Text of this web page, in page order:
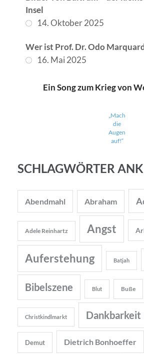
Insel
14. Oktober 2025
Wer ist Prof. Dr. Odo
16. Mai 2025
Ein Song zum Krieg von
„Mach
die
Augen
auf!“
SCHLAGWÖRTER
Abendmahl Abraham
Adele Reinhartz Angst
Auferstehung Batjah
Bibelszene Blut Buße
Christkindlmarkt Dankbarkeit
Demut Dietrich Bonhoeffer